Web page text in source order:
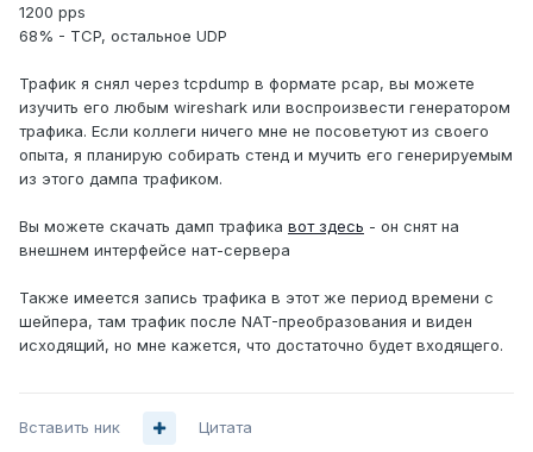
1200 pps
68% - TCP, остальное UDP
Трафик я снял через tcpdump в формате pcap, вы можете
изучить его любым wireshark или воспроизвести генератором
трафика. Если коллеги ничего мне не посоветуют из своего
опыта, я планирую собирать стенд и мучить его генерируемым
из этого дампа трафиком.
Вы можете скачать дамп трафика вот здесь - он снят на
внешнем интерфейсе нат-сервера
Также имеется запись трафика в этот же период времени с
шейпера, там трафик после NAT-преобразования и виден
исходящий, но мне кажется, что достаточно будет входящего.
Вставить ник Цитата